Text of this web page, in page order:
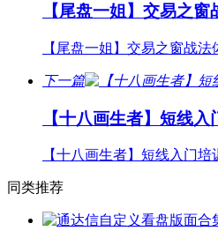
【尾盘一姐】交易之
【尾盘一姐】交易之窗战法
下一篇
【十八画生者】短线入
【十八画生者】短线入门培
同类推荐